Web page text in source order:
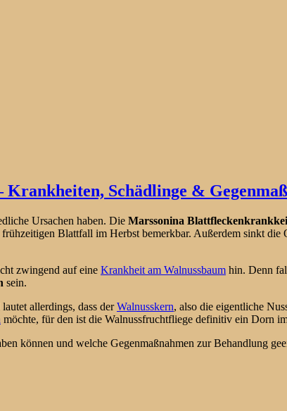
Krankheiten, Schädlinge &
Ursachen haben. Die Marssonina
Blattfall im Herbst bemerkbar. Außerdem sinkt die
zwingend auf eine Krankheit am Walnussbaum hin. Denn
sein.
allerdings, dass derWalnusskern, also die eigentliche
möchte, für den ist die Walnussfruchtfliege definitiv ein Dorn
können und welche Gegenmaßnahmen zur Behandlung